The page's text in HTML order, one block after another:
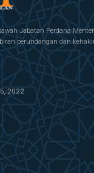
Jabatan Perdana
perundangan dan
2022